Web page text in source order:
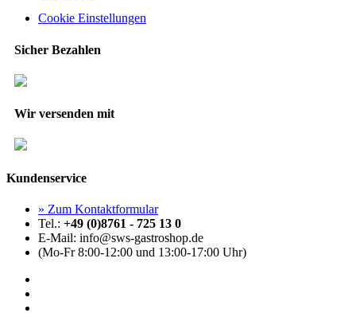
Cookie Einstellungen
Sicher Bezahlen
Wir versenden mit
Kundenservice
» Zum Kontaktformular
Tel.: +49 (0)8761 - 725 13 0
E-Mail: info@sws-gastroshop.de
(Mo-Fr 8:00-12:00 und 13:00-17:00 Uhr)